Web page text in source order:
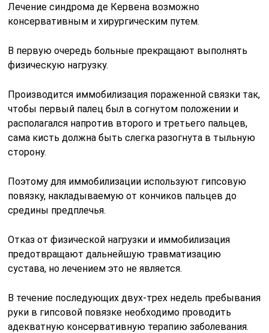
Лечение синдрома де Кервена возможно
консервативным и хирургическим путем.
В первую очередь больные прекращают выполнять
физическую нагрузку.
Производится иммобилизация пораженной связки так,
чтобы первый палец был в согнутом положении и
располагался напротив второго и третьего пальцев,
сама кисть должна быть слегка разогнута в тыльную
сторону.
Поэтому для иммобилизации используют гипсовую
повязку, накладываемую от кончиков пальцев до
средины предплечья.
Отказ от физической нагрузки и иммобилизация
предотвращают дальнейшую травматизацию
сустава, но лечением это не является.
В течение последующих двух-трех недель пребывания
руки в гипсовой повязке необходимо проводить
адекватную консервативную терапию заболевания.